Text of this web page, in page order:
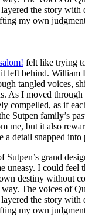
the story with
my own
felt like trying
left behind. William
tangled voices,
As I moved
compelled, as if
Sutpen family’s
me, but it also
a detail snapped into
Sutpen’s grand
uneasy. I could feel
destiny without
The voices of
the story with
my own